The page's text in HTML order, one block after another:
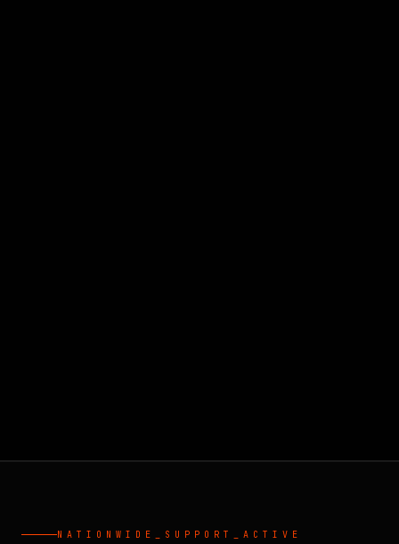
NATIONWIDE_SUPPORT_ACTIVE